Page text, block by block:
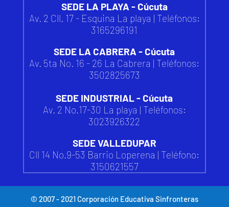
SEDE LA PLAYA - Cúcuta
Av. 2 Cll. 17 - Esquina La playa | Teléfonos:
3165296191
SEDE LA CABRERA - Cúcuta
Av. 5ta No. 16 - 26 La Cabrera | Teléfonos:
3502825673
SEDE INDUSTRIAL - Cúcuta
Av. 2 No.17-30 La playa | Teléfonos:
3023926322
SEDE VALLEDUPAR
Cll 14 No.9-53 Barrio Loperena | Teléfono:
3150621557
© 2007 - 2021 Corporación Educativa Sinfronteras